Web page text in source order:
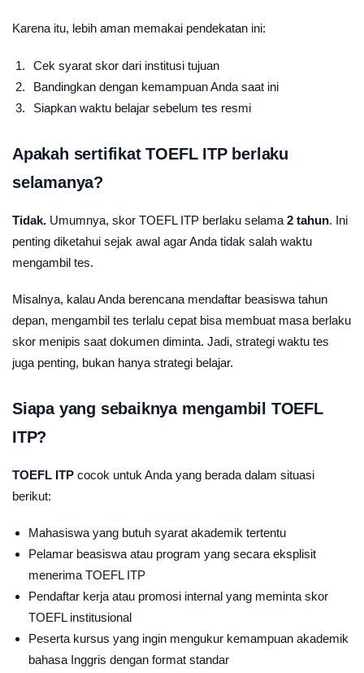
Karena itu, lebih aman memakai pendekatan ini:
Cek syarat skor dari institusi tujuan
Bandingkan dengan kemampuan Anda saat ini
Siapkan waktu belajar sebelum tes resmi
Apakah sertifikat TOEFL ITP berlaku
selamanya?
Tidak. Umumnya, skor TOEFL ITP berlaku selama 2 tahun. Ini
penting diketahui sejak awal agar Anda tidak salah waktu
mengambil tes.
Misalnya, kalau Anda berencana mendaftar beasiswa tahun
depan, mengambil tes terlalu cepat bisa membuat masa berlaku
skor menipis saat dokumen diminta. Jadi, strategi waktu tes
juga penting, bukan hanya strategi belajar.
Siapa yang sebaiknya mengambil TOEFL
ITP?
TOEFL ITP cocok untuk Anda yang berada dalam situasi
berikut:
Mahasiswa yang butuh syarat akademik tertentu
Pelamar beasiswa atau program yang secara eksplisit
menerima TOEFL ITP
Pendaftar kerja atau promosi internal yang meminta skor
TOEFL institusional
Peserta kursus yang ingin mengukur kemampuan akademik
bahasa Inggris dengan format standar